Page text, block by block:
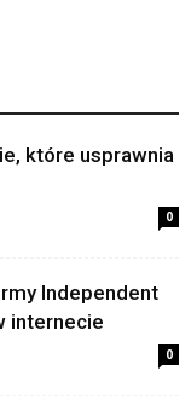
które usprawnia
0
Independent
internecie
0